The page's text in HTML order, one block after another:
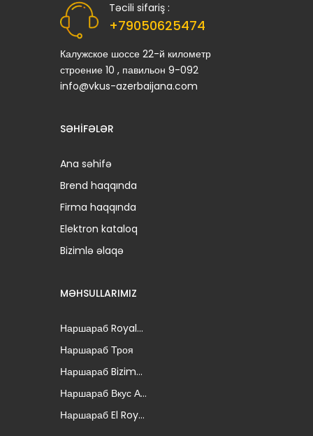
Təcili sifariş :
+79050625474
Калужское шоссе 22-й километр
строение 10 , павильон 9-092
info@vkus-azerbaijana.com
SƏHIFƏLƏR
Ana səhifə
Brend haqqında
Firma haqqında
Elektron kataloq
Bizimlə əlaqə
MƏHSULLARIMIZ
Наршараб Royal...
Наршараб Троя
Наршараб Bizim...
Наршараб Вкус А...
Наршараб El Roy...